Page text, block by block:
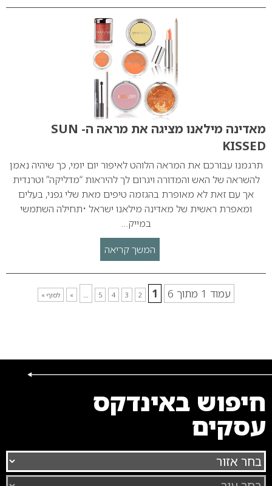
מאדינה מילאנו מציגה את מראה ה- SUN
KISSED
תרגמנו עבורכם את המראה הלוהט לאיפור יום יומי, כך שיהיה נאמן
להשראה של האש והמדורה ויגרום לך להיראות “מדליקה” וטרנדית
אך עם זאת לא מאופרת בהגזמה טיפים מאת שלי גפני, בעלים
ומאפרת ראשית של מאדינה מילאנו ישראל •תחילה השתמשי
במייק…
המשך קריאה
עמוד 1 מתוך 6 1
2
3
4
5
...
» לסוף »
חיפוש באינדקס
עסקים